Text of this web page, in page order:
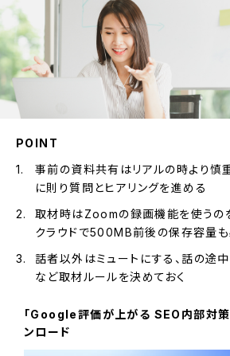
POINT
事前の資料共有はリアルの時より慎
に則り質問とヒアリングを進める
取材時はZoomの録画機能を使うの
クラウドで500MB前後の保存容量
話者以外はミュートにする、話の途
など取材ルールを決めておく
「Google評価が上がる SEO内部対策
ンロード